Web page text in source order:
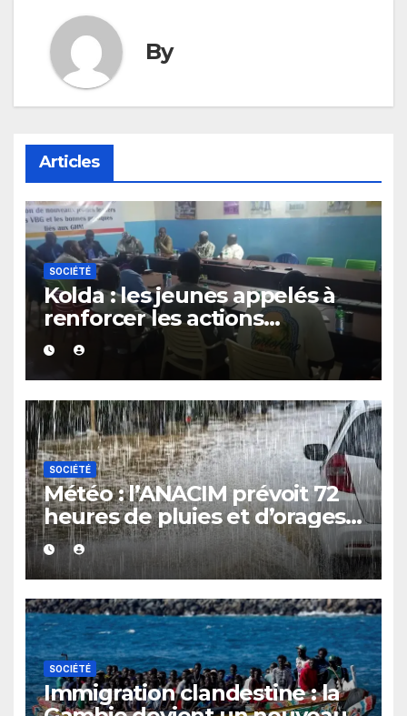
By
Articles
SOCIÉTÉ
Kolda : les jeunes appelés à
renforcer les actions
communautaires pendant les
vacances
SOCIÉTÉ
Météo : l’ANACIM prévoit 72
heures de pluies et d’orages
sur plusieurs régions du
Sénégal
SOCIÉTÉ
Immigration clandestine : la